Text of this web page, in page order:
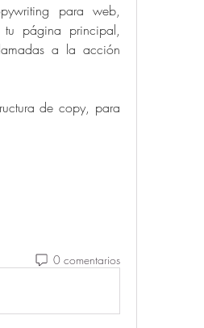
para web,
tu página principal,
a la acción
de copy, para
0 comentarios